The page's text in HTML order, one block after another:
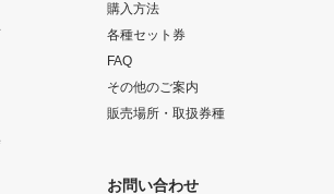
購入方法
各種セット券
FAQ
その他のご案内
販売場所・取扱券種
お問い合わせ